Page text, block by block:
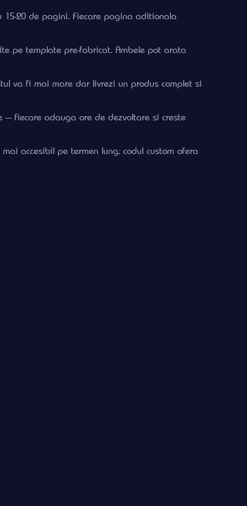
15-20 de pagini. Fiecare pagina aditionala
pe template pre-fabricat. Ambele pot arata
va fi mai mare dar livrezi un produs complet si
— fiecare adauga ore de dezvoltare si creste
accesibil pe termen lung; codul custom ofera